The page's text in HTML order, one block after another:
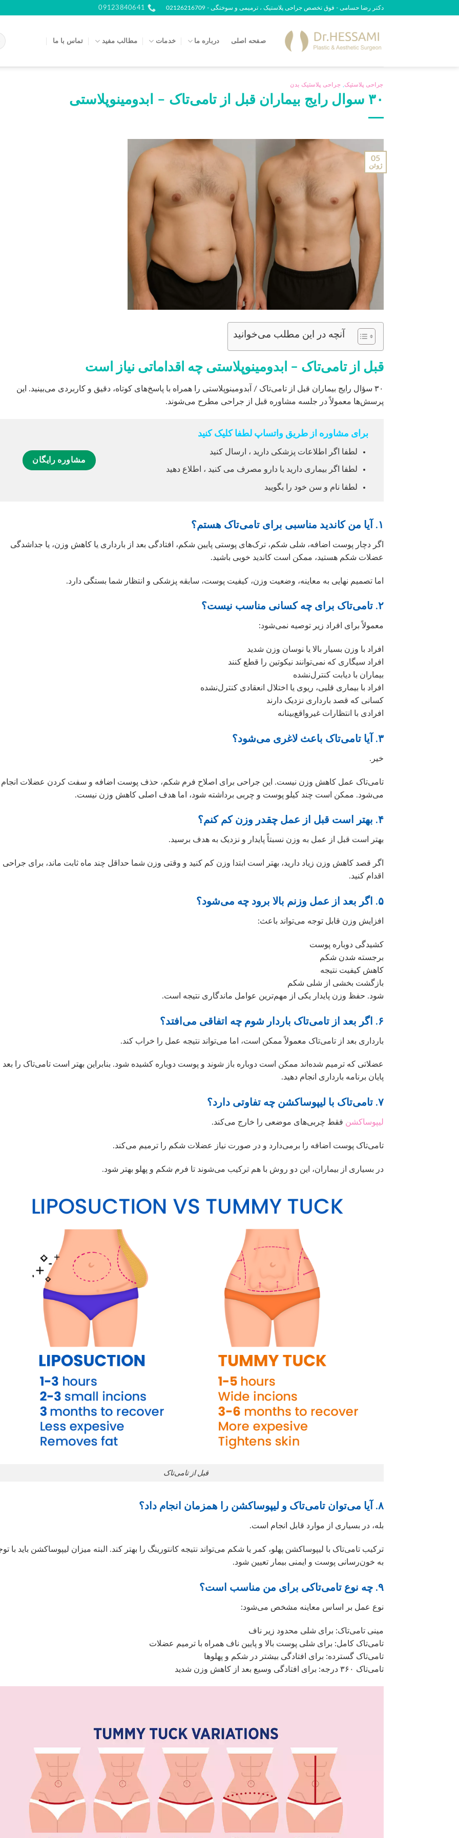
دکتر رضا حسامی - فوق تخصص جراحی پلاستیک ، ترمیمی و سوختگی - 02126216709 09123840641
صفحه اصلی درباره ما خدمات مطالب مفید تماس با ما
جراحی پلاستیک جراحی پلاستیک بدن
۳۰ سوال رایج بیماران قبل از تامی‌تاک – ابدومینوپلاستی
05
ژوئن
آنچه در این مطلب می‌خوانید
قبل از تامی‌تاک – ابدومینوپلاستی چه اقداماتی نیاز است
۳۰ سؤال رایج بیماران قبل از تامی‌تاک / آبدومینوپلاستی را همراه با پاسخ‌های کوتاه، دقیق و کاربردی می‌بینید. این
پرسش‌ها معمولاً در جلسه مشاوره قبل از جراحی مطرح می‌شوند.
برای مشاوره از طریق واتساپ لطفا کلیک کنید
لطفا اگر اطلاعات پزشکی دارید ، ارسال کنید
لطفا اگر بیماری دارید یا دارو مصرف می کنید ، اطلاع دهید
لطفا نام و سن خود را بگویید
مشاوره رایگان
۱. آیا من کاندید مناسبی برای تامی‌تاک هستم؟
اگر دچار پوست اضافه، شلی شکم، ترک‌های پوستی پایین شکم، افتادگی بعد از بارداری یا کاهش وزن، یا جداشدگی
عضلات شکم هستید، ممکن است کاندید خوبی باشید.
اما تصمیم نهایی به معاینه، وضعیت وزن، کیفیت پوست، سابقه پزشکی و انتظار شما بستگی دارد.
۲. تامی‌تاک برای چه کسانی مناسب نیست؟
معمولاً برای افراد زیر توصیه نمی‌شود:
افراد با وزن بسیار بالا یا نوسان وزن شدید
افراد سیگاری که نمی‌توانند نیکوتین را قطع کنند
بیماران با دیابت کنترل‌نشده
افراد با بیماری قلبی، ریوی یا اختلال انعقادی کنترل‌نشده
کسانی که قصد بارداری نزدیک دارند
افرادی با انتظارات غیرواقع‌بینانه
۳. آیا تامی‌تاک باعث لاغری می‌شود؟
خیر.
تامی‌تاک عمل کاهش وزن نیست. این جراحی برای اصلاح فرم شکم، حذف پوست اضافه و سفت کردن عضلات انجام
می‌شود. ممکن است چند کیلو پوست و چربی برداشته شود، اما هدف اصلی کاهش وزن نیست.
۴. بهتر است قبل از عمل چقدر وزن کم کنم؟
بهتر است قبل از عمل به وزن نسبتاً پایدار و نزدیک به هدف برسید.
اگر قصد کاهش وزن زیاد دارید، بهتر است ابتدا وزن کم کنید و وقتی وزن شما حداقل چند ماه ثابت ماند، برای جراحی
اقدام کنید.
۵. اگر بعد از عمل وزنم بالا برود چه می‌شود؟
افزایش وزن قابل توجه می‌تواند باعث:
کشیدگی دوباره پوست
برجسته شدن شکم
کاهش کیفیت نتیجه
بازگشت بخشی از شلی شکم
شود. حفظ وزن پایدار یکی از مهم‌ترین عوامل ماندگاری نتیجه است.
۶. اگر بعد از تامی‌تاک باردار شوم چه اتفاقی می‌افتد؟
بارداری بعد از تامی‌تاک معمولاً ممکن است، اما می‌تواند نتیجه عمل را خراب کند.
عضلاتی که ترمیم شده‌اند ممکن است دوباره باز شوند و پوست دوباره کشیده شود. بنابراین بهتر است تامی‌تاک را بعد
پایان برنامه بارداری انجام دهید.
۷. تامی‌تاک با لیپوساکشن چه تفاوتی دارد؟
لیپوساکشن فقط چربی‌های موضعی را خارج می‌کند.
تامی‌تاک پوست اضافه را برمی‌دارد و در صورت نیاز عضلات شکم را ترمیم می‌کند.
در بسیاری از بیماران، این دو روش با هم ترکیب می‌شوند تا فرم شکم و پهلو بهتر شود.
قبل از تامی‌تاک
۸. آیا می‌توان تامی‌تاک و لیپوساکشن را همزمان انجام داد؟
بله، در بسیاری از موارد قابل انجام است.
ترکیب تامی‌تاک با لیپوساکشن پهلو، کمر یا شکم می‌تواند نتیجه کانتورینگ را بهتر کند. البته میزان لیپوساکشن باید با
به خون‌رسانی پوست و ایمنی بیمار تعیین شود.
۹. چه نوع تامی‌تاکی برای من مناسب است؟
نوع عمل بر اساس معاینه مشخص می‌شود:
مینی تامی‌تاک: برای شلی محدود زیر ناف
تامی‌تاک کامل: برای شلی پوست بالا و پایین ناف همراه با ترمیم عضلات
تامی‌تاک گسترده: برای افتادگی بیشتر در شکم و پهلوها
تامی‌تاک ۳۶۰ درجه: برای افتادگی وسیع بعد از کاهش وزن شدید